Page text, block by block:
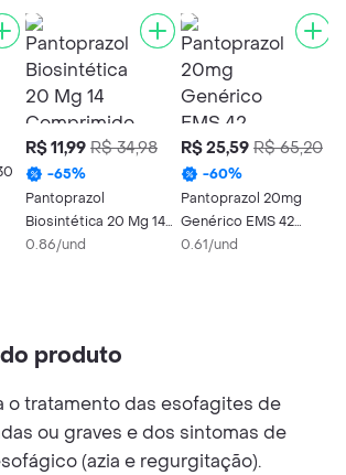
R$ 11,99 R$ 34,98
-65%
Pantoprazol
Biosintética 20 Mg 14
Comprimidos
0.86/und
R$ 25,59 R$ 65,20
-60%
Pantoprazol 20mg
Genérico EMS 42
Comprimidos
0.61/und
produto
o tratamento das esofagites de
ou graves e dos sintomas de
(azia e regurgitação).